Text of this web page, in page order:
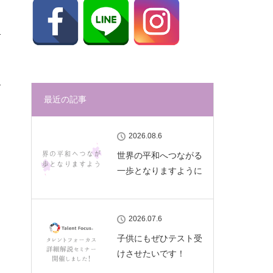
最近の記事
2026.08.6
世界の平和へつながる
一歩となりますように
2026.07.6
子供にもぜひテスト受
けさせたいです！